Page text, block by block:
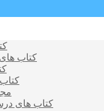
کتاب
کتاب های